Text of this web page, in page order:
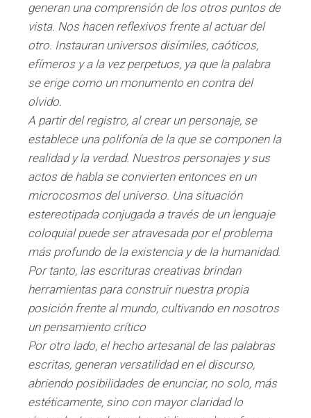
generan una comprensión de los otros puntos de
vista. Nos hacen reflexivos frente al actuar del
otro. Instauran universos disímiles, caóticos,
efímeros y a la vez perpetuos, ya que la palabra
se erige como un monumento en contra del
olvido.
A partir del registro, al crear un personaje, se
establece una polifonía de la que se componen la
realidad y la verdad. Nuestros personajes y sus
actos de habla se convierten entonces en un
microcosmos del universo. Una situación
estereotipada conjugada a través de un lenguaje
coloquial puede ser atravesada por el problema
más profundo de la existencia y de la humanidad.
Por tanto, las escrituras creativas brindan
herramientas para construir nuestra propia
posición frente al mundo, cultivando en nosotros
un pensamiento crítico
Por otro lado, el hecho artesanal de las palabras
escritas, generan versatilidad en el discurso,
abriendo posibilidades de enunciar, no solo, más
estéticamente, sino con mayor claridad lo